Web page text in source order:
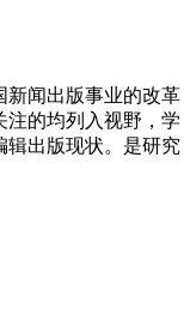
新闻出版事业的改革
注的均列入视野，学
辑出版现状。是研究